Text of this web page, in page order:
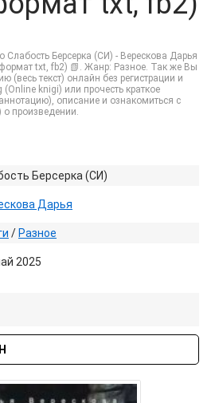
Слабость Берсерка (СИ) - Верескова Дарья
txt, fb2) 📗. Жанр: Разное. Так же Вы
(весь текст) онлайн без регистрации и
knigi) или прочесть краткое
описание и ознакомиться с
произведении.
Берсерка (СИ)
Дарья
/ Разное
2025